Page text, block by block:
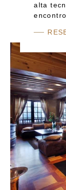
alta